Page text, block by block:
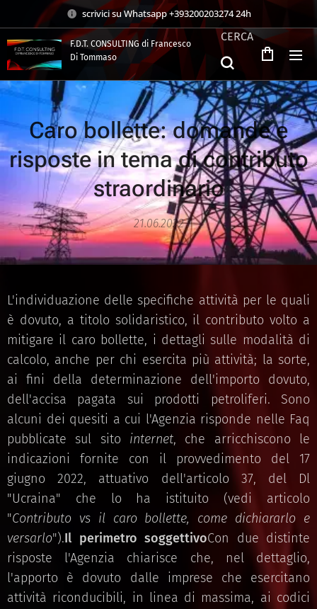
scrivici su Whatsapp +393200203274 24h
F.D.T. CONSULTING di Francesco
Di Tommaso
CERCA
Caro bollette: domande e
risposte in tema di contributo
straordinario
21.06.2022
L'individuazione delle specifiche attività per le quali
è dovuto, a titolo solidaristico, il contributo volto a
mitigare il caro bollette, i dettagli sulle modalità di
calcolo, anche per chi esercita più attività; la sorte,
ai fini della determinazione dell'importo dovuto,
dell'accisa pagata sui prodotti petroliferi. Sono
alcuni dei quesiti a cui l'Agenzia risponde nelle Faq
pubblicate sul sito internet, che arricchiscono le
indicazioni fornite con il provvedimento del 17
giugno 2022, attuativo dell'articolo 37, del Dl
"Ucraina" che lo ha istituito (vedi articolo
"Contributo vs il caro bollette, come dichiararlo e
versarlo").Il perimetro soggettivoCon due distinte
risposte l'Agenzia chiarisce che, nel dettaglio,
l'apporto è dovuto dalle imprese che esercitano
attività riconducibili, in linea di massima, ai codici